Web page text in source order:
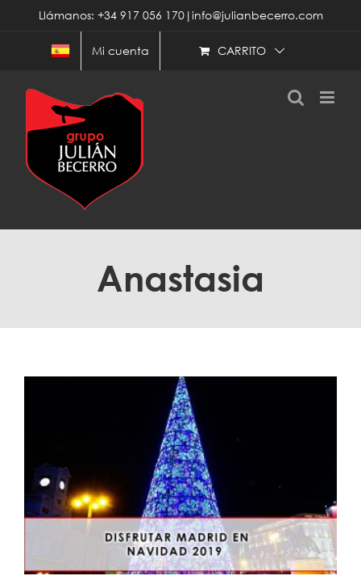
contenido
Llámanos: +34 917 056 170|info@julianbecerro.com
Mi cuenta CARRITO
Anastasia
Disfrutar Madrid en Navidad 2019